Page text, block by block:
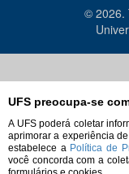
UFS preocupa-se
A UFS poderá coletar
aprimorar a experiência
estabelece a Política de
você concorda com a
© 2026.